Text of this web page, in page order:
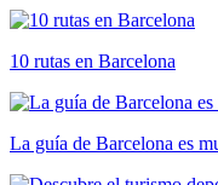
10 rutas en Barcelona
La guía de Barcelona es